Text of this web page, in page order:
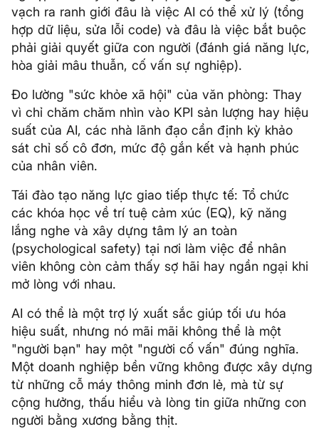
vạch ra ranh giới đâu là việc AI có thể xử lý (tổng
hợp dữ liệu, sửa lỗi code) và đâu là việc bắt buộc
phải giải quyết giữa con người (đánh giá năng lực,
hòa giải mâu thuẫn, cố vấn sự nghiệp).
Đo lường "sức khỏe xã hội" của văn phòng: Thay
vì chỉ chăm chăm nhìn vào KPI sản lượng hay hiệu
suất của AI, các nhà lãnh đạo cần định kỳ khảo
sát chỉ số cô đơn, mức độ gắn kết và hạnh phúc
của nhân viên.
Tái đào tạo năng lực giao tiếp thực tế: Tổ chức
các khóa học về trí tuệ cảm xúc (EQ), kỹ năng
lắng nghe và xây dựng tâm lý an toàn
(psychological safety) tại nơi làm việc để nhân
viên không còn cảm thấy sợ hãi hay ngần ngại khi
mở lòng với nhau.
AI có thể là một trợ lý xuất sắc giúp tối ưu hóa
hiệu suất, nhưng nó mãi mãi không thể là một
"người bạn" hay một "người cố vấn" đúng nghĩa.
Một doanh nghiệp bền vững không được xây dựng
từ những cỗ máy thông minh đơn lẻ, mà từ sự
cộng hưởng, thấu hiểu và lòng tin giữa những con
người bằng xương bằng thịt.